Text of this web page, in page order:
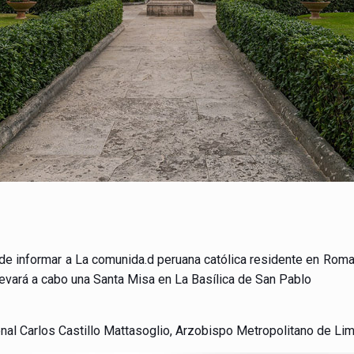
informar a La comunida.d peruana católica residente en
a cabo una Santa Misa en La Basílica de San Pablo
Carlos Castillo Mattasoglio, Arzobispo Metropolitano de